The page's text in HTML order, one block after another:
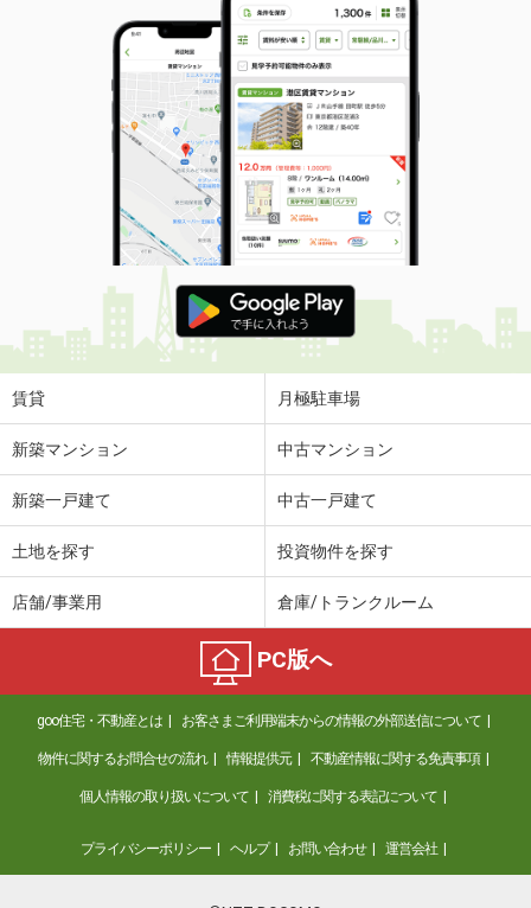
賃貸 月極駐車場
新築マンション 中古マンション
新築一戸建て 中古一戸建て
土地を探す 投資物件を探す
店舗/事業用 倉庫/トランクルーム
PC版へ
goo住宅・不動産とは お客さまご利用端末からの情報の外部送信について
物件に関するお問合せの流れ 情報提供元 不動産情報に関する免責事項
個人情報の取り扱いについて 消費税に関する表記について
プライバシーポリシー ヘルプ お問い合わせ 運営会社